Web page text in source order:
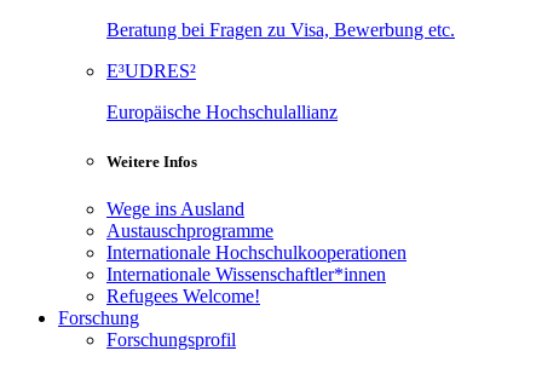
Beratung bei Fragen zu Visa, Bewerbung etc.
E³UDRES²
Europäische Hochschulallianz
Weitere Infos
Wege ins Ausland
Austauschprogramme
Internationale Hochschulkooperationen
Internationale Wissenschaftler*innen
Refugees Welcome!
Forschung
Forschungsprofil